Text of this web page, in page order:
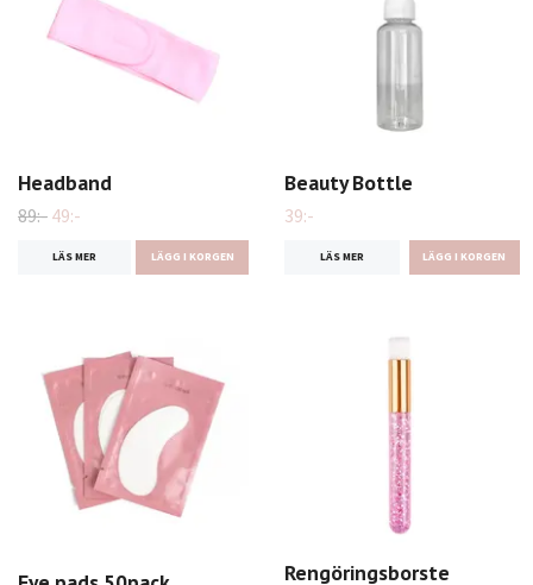
Headband
89:- 49:-
LÄS MER LÄGG I KORGEN
Beauty Bottle
39:-
LÄS MER
Rengöringsborste